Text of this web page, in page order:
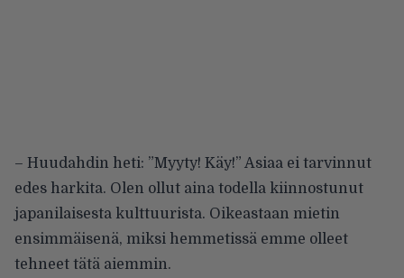
– Huudahdin heti: ”Myyty! Käy!” Asiaa ei tarvinnut
edes harkita. Olen ollut aina todella kiinnostunut
japanilaisesta kulttuurista. Oikeastaan mietin
ensimmäisenä, miksi hemmetissä emme olleet
tehneet tätä aiemmin.